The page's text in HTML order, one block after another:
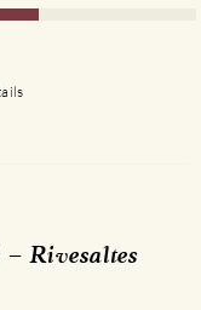
Rivesaltes